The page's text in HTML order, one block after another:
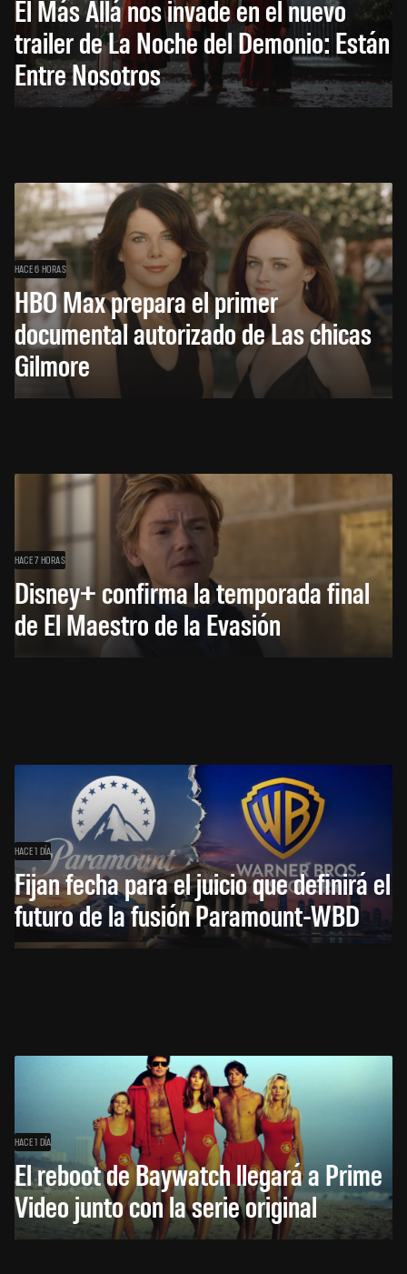
El Más Allá nos invade en el nuevo
trailer de La Noche del Demonio: Están
Entre Nosotros
HACE 6 HORAS
HBO Max prepara el primer
documental autorizado de Las chicas
Gilmore
HACE 7 HORAS
Disney+ confirma la temporada final
de El Maestro de la Evasión
HACE 1 DÍA
Fijan fecha para el juicio que definirá el
futuro de la fusión Paramount-WBD
HACE 1 DÍA
El reboot de Baywatch llegará a Prime
Video junto con la serie original